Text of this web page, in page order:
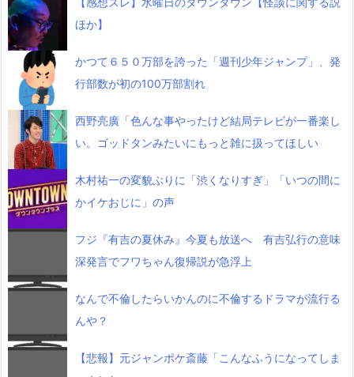
ほか】
かつて６５０万部を誇った「週刊少年ジャンプ」、発
行部数が初の100万部割れ
西野亮廣「色んな事やったけど結局テレビが一番楽し
い。ゴッドタンみたいにもっと雑に扱ってほしい
木村祐一の変貌ぶりに「渋くなりすぎ」「いつの間に
かイケおじに」の声
フジ『有吉の夏休み』今夏も放送へ 有吉弘行の意味
深発言でフワちゃん復帰説が急浮上
なんで不倫したらいかんのに不倫するドラマが流行る
んや？
【悲報】元ジャンポケ斎藤「こんなふうになってしま